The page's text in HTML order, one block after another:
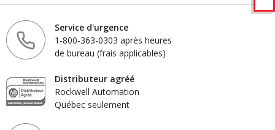
Service d'urgence
1-800-363-0303 après heures
de bureau (frais applicables)
Distributeur agréé
Rockwell Automation
Québec seulement